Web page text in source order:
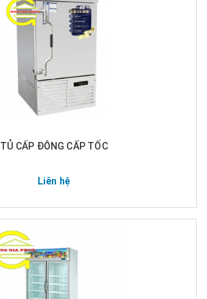
TỦ CẤP ĐÔNG CẤP TỐC
Liên hệ